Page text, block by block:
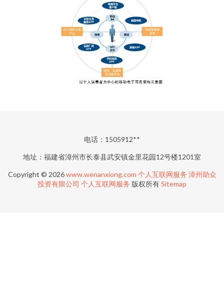
电话：1505912**
地址：福建省漳州市长泰县武安镇金里花园12号楼1201室
Copyright © 2026www.wenanxiong.com 个人互联网服务 漳州助众
投资有限公司 个人互联网服务 版权所有Sitemap